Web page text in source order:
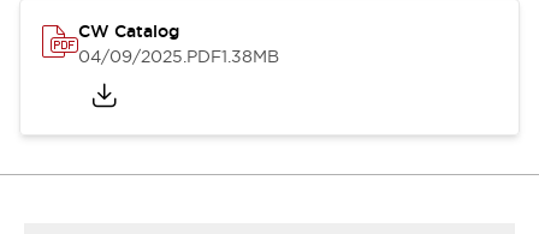
CW Catalog
04/09/2025.PDF1.38MB